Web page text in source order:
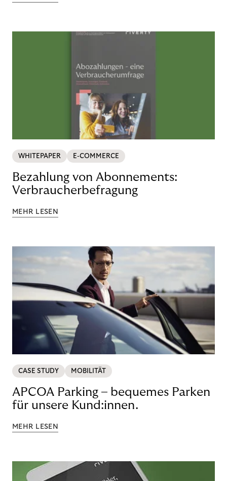
WHITEPAPER E-COMMERCE
Bezahlung von Abonnements:
Verbraucherbefragung
MEHR LESEN
CASE STUDY MOBILITÄT
APCOA Parking – bequemes Parken
für unsere Kund:innen.
MEHR LESEN